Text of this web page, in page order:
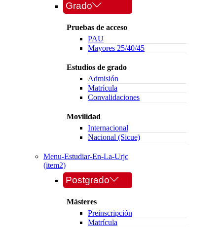
Grado
Pruebas de acceso
PAU
Mayores 25/40/45
Estudios de grado
Admisión
Matrícula
Convalidaciones
Movilidad
Internacional
Nacional (Sicue)
Menu-Estudiar-En-La-Urjc
(item2)
Postgrado
Másteres
Preinscripción
Matrícula